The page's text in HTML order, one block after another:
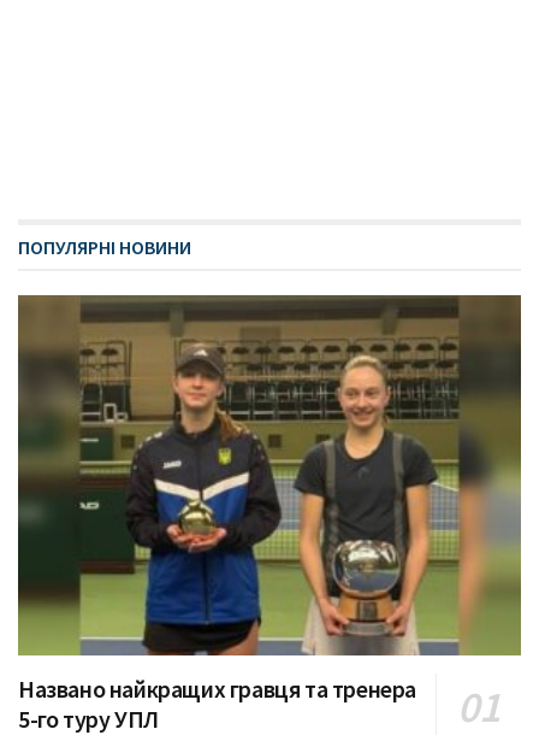
ПОПУЛЯРНІ НОВИНИ
Названо найкращих гравця та тренера
5-го туру УПЛ